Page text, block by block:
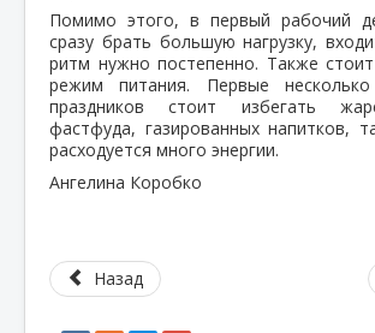
Помимо этого, в первый рабочий
сразу брать большую нагрузку,
ритм нужно постепенно. Также стоит
режим питания. Первые
праздников стоит избегать
фастфуда, газированных напитков,
расходуется много энергии.
Ангелина Коробко
Назад